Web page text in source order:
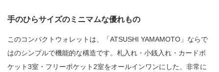
手のひらサイズのミニマムな優れもの
このコンパクトウォレットは、「ATSUSHI YAMAMOTO」ならで
はのシンプルで機能的な構造です。札入れ・小銭入れ・カードポ
ケット3室・フリーポケット2室をオールインワンにした、非常に